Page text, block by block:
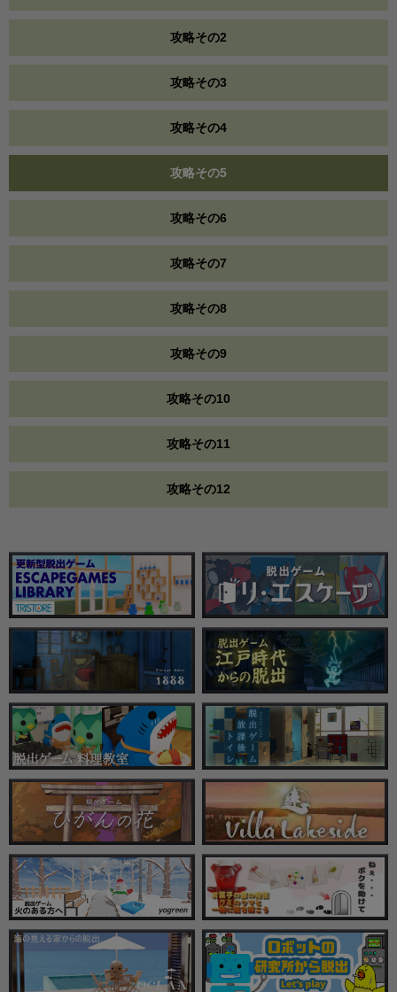
攻略その2
攻略その3
攻略その4
攻略その5
攻略その6
攻略その7
攻略その8
攻略その9
攻略その10
攻略その11
攻略その12